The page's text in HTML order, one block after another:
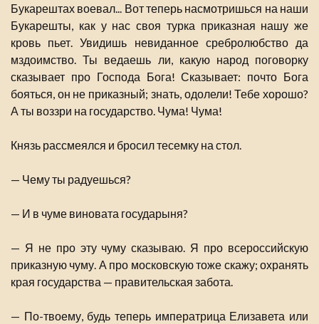
Букарештах воевал... Вот теперь насмотришься на наши
Букарешты, как у нас своя турка приказная нашу же
кровь пьет. Увидишь невиданное сребролюбство да
мздоимство. Ты ведаешь ли, какую народ поговорку
сказывает про Господа Бога! Сказывает: почто Бога
бояться, он не приказный; знать, одолели! Тебе хорошо?
А ты воззри на государство. Чума! Чума!
Князь рассмеялся и бросил тесемку на стол.
— Чему ты радуешься?
— И в чуме виновата государыня?
— Я не про эту чуму сказываю. Я про всероссийскую
приказную чуму. А про московскую тоже скажу; охранять
края государства — правительская забота.
— По-твоему, будь теперь императрица Елизавета или